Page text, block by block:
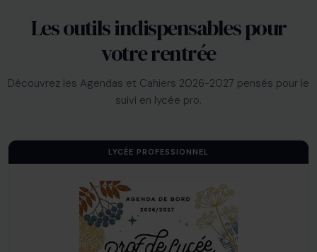
Les outils indispensables pour
votre rentrée
Découvrez les Agendas et Cahiers 2026-2027 pensés pour le
suivi en lycée pro.
LYCÉE PROFESSIONNEL